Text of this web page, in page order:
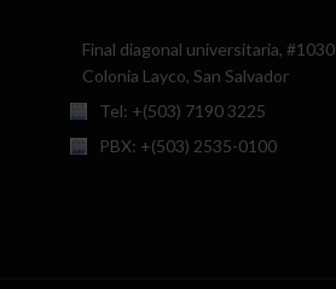
Final diagonal universitaria, #1030
Colonia Layco, San Salvador
Tel: +(503) 7190 3225
PBX: +(503) 2535-0100